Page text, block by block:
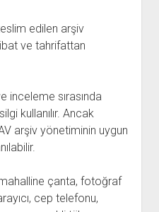
edilen arşiv
ve tahrifattan
inceleme sırasında
kullanılır. Ancak
arşiv yönetiminin uygun
çanta, fotoğraf
cep telefonu,